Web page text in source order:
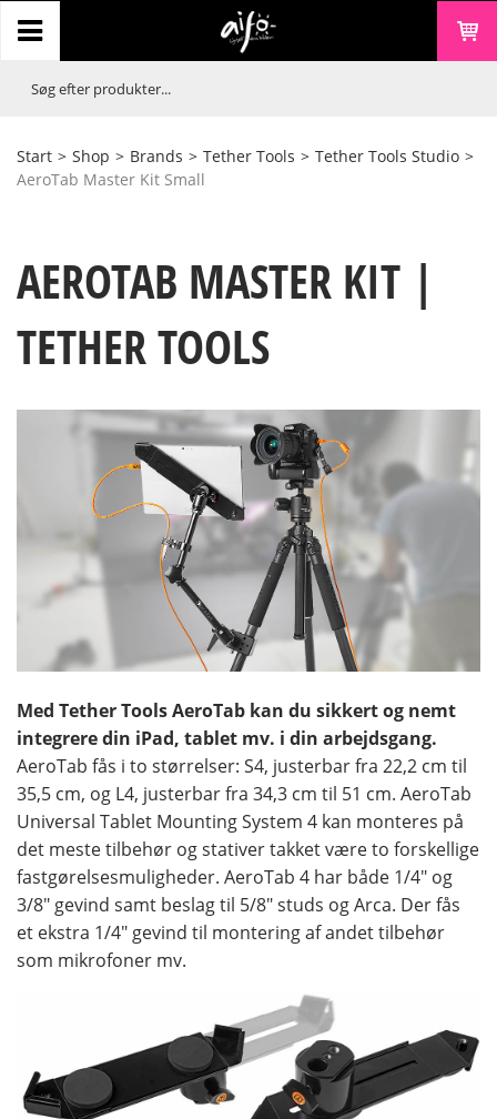
Start > Shop > Brands > Tether Tools > Tether Tools Studio >
AeroTab Master Kit Small
AEROTAB MASTER KIT |
TETHER TOOLS
Med Tether Tools AeroTab kan du sikkert og nemt
integrere din iPad, tablet mv. i din arbejdsgang.
AeroTab fås i to størrelser: S4, justerbar fra 22,2 cm til
35,5 cm, og L4, justerbar fra 34,3 cm til 51 cm. AeroTab
Universal Tablet Mounting System 4 kan monteres på
det meste tilbehør og stativer takket være to forskellige
fastgørelsesmuligheder. AeroTab 4 har både 1/4" og
3/8" gevind samt beslag til 5/8" studs og Arca. Der fås
et ekstra 1/4" gevind til montering af andet tilbehør
som mikrofoner mv.